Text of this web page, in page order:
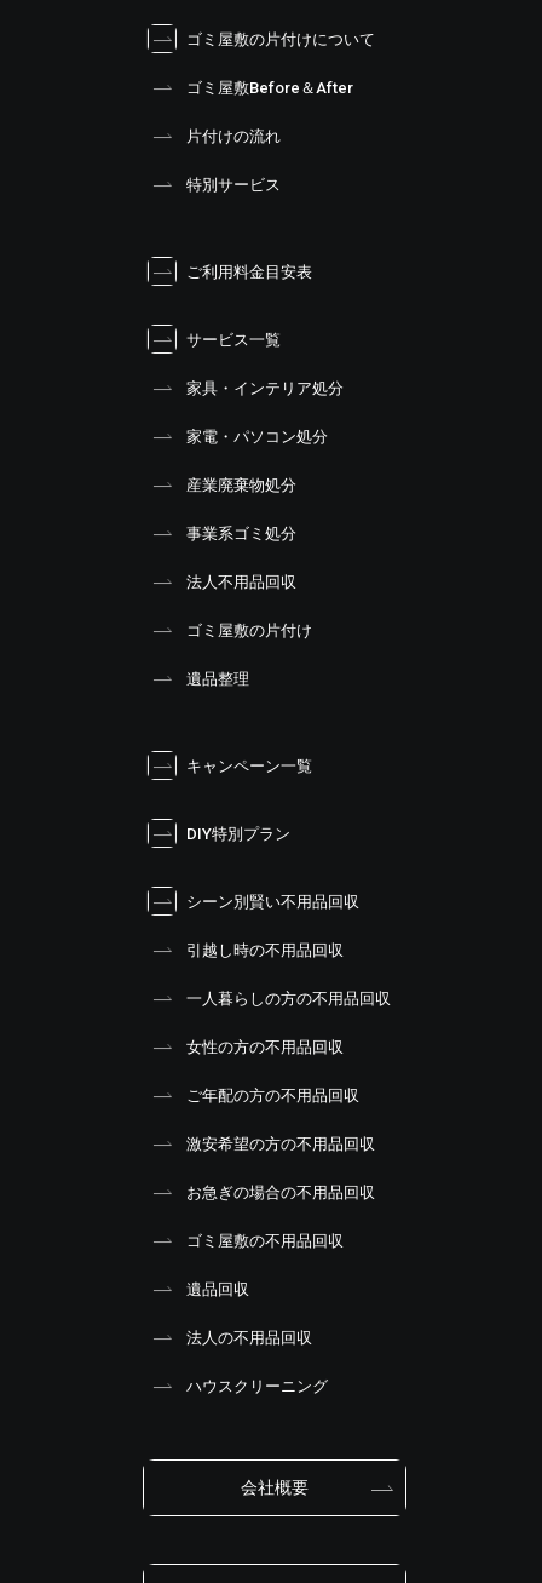
ゴミ屋敷の片付けについて
ゴミ屋敷Before＆After
片付けの流れ
特別サービス
ご利用料金目安表
サービス一覧
家具・インテリア処分
家電・パソコン処分
産業廃棄物処分
事業系ゴミ処分
法人不用品回収
ゴミ屋敷の片付け
遺品整理
キャンペーン一覧
DIY特別プラン
シーン別賢い不用品回収
引越し時の不用品回収
一人暮らしの方の不用品回収
女性の方の不用品回収
ご年配の方の不用品回収
激安希望の方の不用品回収
お急ぎの場合の不用品回収
ゴミ屋敷の不用品回収
遺品回収
法人の不用品回収
ハウスクリーニング
会社概要